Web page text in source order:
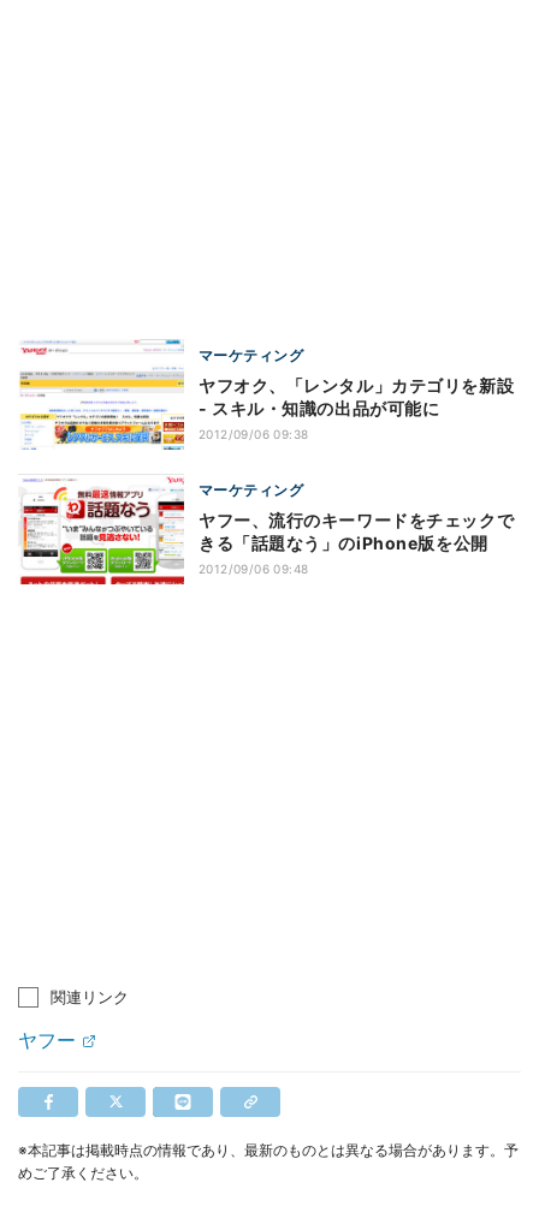
マーケティング
ヤフオク、「レンタル」カテゴリを新設
- スキル・知識の出品が可能に
2012/09/06 09:38
マーケティング
ヤフー、流行のキーワードをチェックで
きる「話題なう」のiPhone版を公開
2012/09/06 09:48
関連リンク
ヤフー
※本記事は掲載時点の情報であり、最新のものとは異なる場合があります。予
めご了承ください。